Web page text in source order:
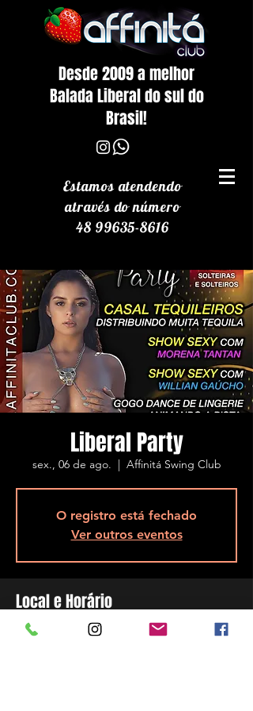
Desde 2009 a melhor
Balada Liberal do sul do
Brasil!
Estamos atendendo
atravésdo número
48 99635-8616
Liberal Party
sex., 06 de ago.
  |
Affinitá Swing Club
O registro está fechado
Ver outros eventos
Local e Horário
06 de ago. de 2021, 22:00